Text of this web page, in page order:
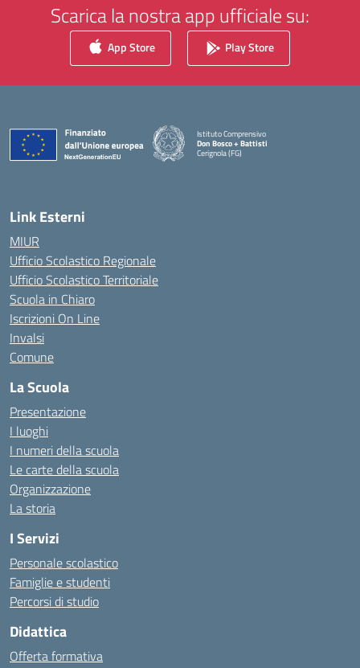
Scarica la nostra app ufficiale su:
App Store Play Store
Istituto Comprensivo
Don Bosco + Battisti
Cerignola (FG)
— Visita la pagina iniziale della scuola
Link Esterni
MIUR
Ufficio Scolastico Regionale
Ufficio Scolastico Territoriale
Scuola in Chiaro
Iscrizioni On Line
Invalsi
Comune
La Scuola
Presentazione
I luoghi
I numeri della scuola
Le carte della scuola
Organizzazione
La storia
I Servizi
Personale scolastico
Famiglie e studenti
Percorsi di studio
Didattica
Offerta formativa